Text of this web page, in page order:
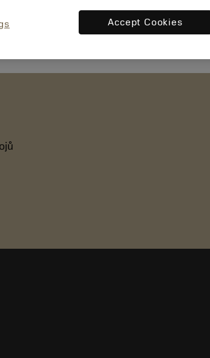
Accept Cookies